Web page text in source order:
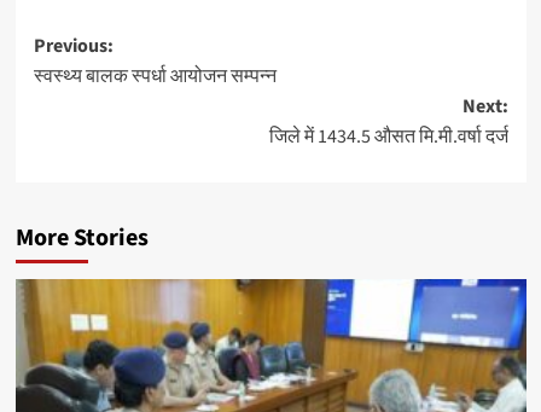
Post
navigation
Previous:
स्वस्थ्य बालक स्पर्धा आयोजन सम्पन्न
Next:
जिले में 1434.5 औसत मि.मी.वर्षा दर्ज
More Stories